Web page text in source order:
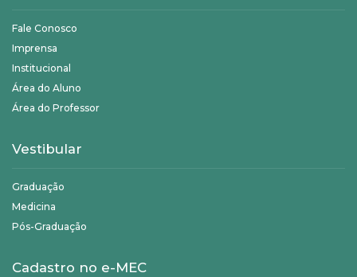
Fale Conosco
Imprensa
Institucional
Área do Aluno
Área do Professor
Vestibular
Graduação
Medicina
Pós-Graduação
Cadastro no e-MEC